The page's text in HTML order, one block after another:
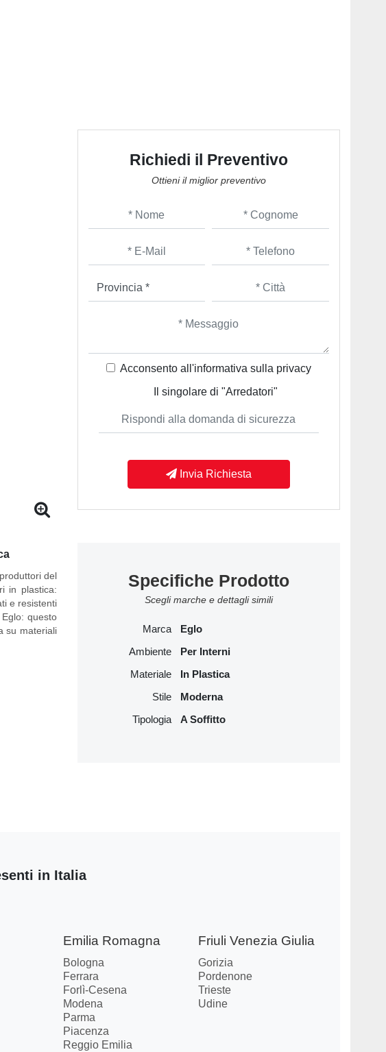
del
in plastica:
e resistenti
: questo
su materiali
Richiedi il Preventivo
Ottieni il miglior preventivo
Acconsento all'informativa sulla privacy
Il singolare di "Arredatori"
Invia Richiesta
Specifiche Prodotto
Scegli marche e dettagli simili
Marca Eglo
Ambiente Per Interni
Materiale In Plastica
Stile Moderna
Tipologia A Soffitto
in Italia
Emilia Romagna
Bologna
Ferrara
Forlì-Cesena
Modena
Parma
Piacenza
Reggio Emilia
Friuli Venezia Giulia
Gorizia
Pordenone
Trieste
Udine